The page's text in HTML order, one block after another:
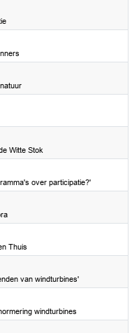
Witte Stok
over participatie?'
Thuis
van windturbines'
windturbines